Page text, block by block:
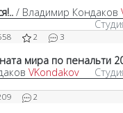
/ Владимир Кондаков
2 3
мира по пенальти
VKondakov
2